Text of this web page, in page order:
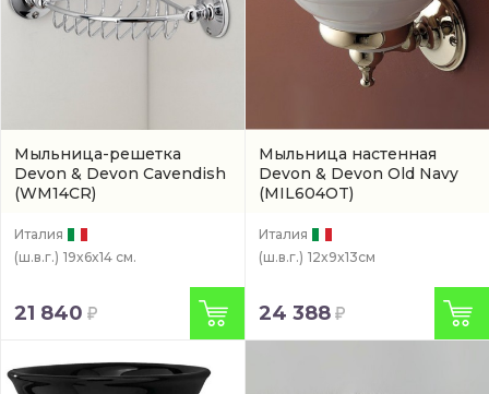
Мыльница-решетка
Devon & Devon Cavendish
(WM14CR)
Италия
(ш.в.г.) 19x6x14 см.
21 840
Мыльница настенная
Devon & Devon Old Navy
(MIL604OT)
Италия
(ш.в.г.) 12x9x13см
24 388